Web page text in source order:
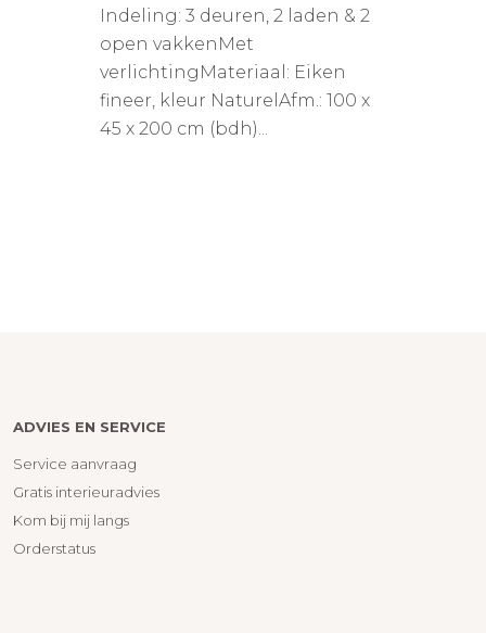
Indeling: 3 deuren, 2 laden & 2
open vakkenMet
verlichtingMateriaal: Eiken
fineer, kleur NaturelAfm.: 100 x
45 x 200 cm (bdh)...
ADVIES EN SERVICE
Service aanvraag
Gratis interieuradvies
Kom bij mij langs
Orderstatus